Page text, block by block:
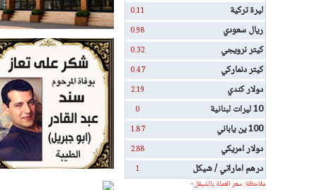
ليرة تركية 0.11
ريال سعودي 0.98
كيتر نرويجي 0.32
كيتر دنماركي 0.47
دولار كندي 2.19
10 ليرات لبنانية 0
100 ين ياباني 1.87
دولار امريكي 2.88
درهم اماراتي / شيكل
1
ملاحظة: سعر العملة بالشيقل -